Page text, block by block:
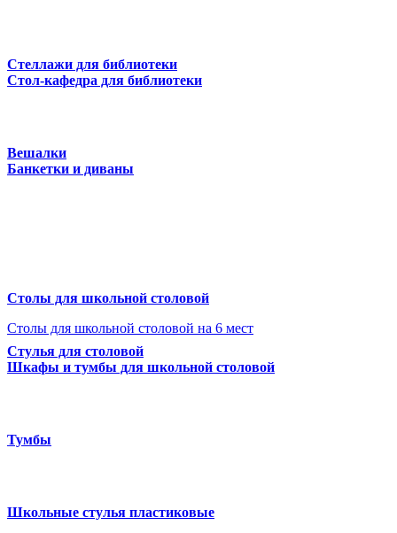
Стеллажи для библиотеки
Стол-кафедра для библиотеки
Вешалки
Банкетки и диваны
Столы для школьной столовой
Столы для школьной столовой на 6 мест
Стулья для столовой
Шкафы и тумбы для школьной столовой
Тумбы
Школьные стулья пластиковые